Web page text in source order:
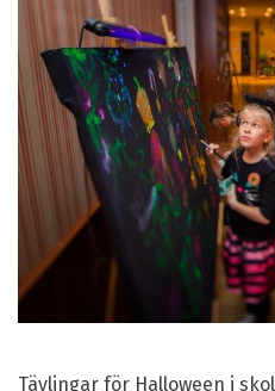
Tävlingar för Halloween i